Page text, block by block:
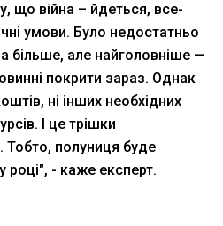
що війна – йдеться, все-
умови. Було недостатньо
більше, але найголовніше —
покрити зараз. Однак
ні інших необхідних
І це трішки
Тобто, полуниця буде
- каже експерт.